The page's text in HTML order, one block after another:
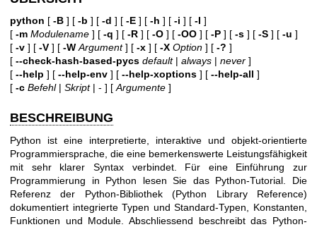
python [ -B ] [ -b ] [ -d ] [ -E ] [ -h ] [ -i ] [ -I ]
[ -m Modulename ] [ -q ] [ -R ] [ -O ] [ -OO ] [ -P ] [ -s ] [ -S ] [ -u ]
[ -v ] [ -V ] [ -W Argument] [ -x ] [ -X Option ] [ -? ]
[ --check-hash-based-pycs default| always | never ]
[ --help ] [ --help-env ] [ --help-xoptions ] [ --help-all ]
[ -c Befehl| Skript| - ] [ Argumente ]
BESCHREIBUNG
Python ist eine interpretierte, interaktive und objekt-orientierte
Programmiersprache, die eine bemerkenswerte Leistungsfähigkeit
mit sehr klarer Syntax verbindet. Für eine Einführung zur
Programmierung in Python lesen Sie das Python-Tutorial. Die
Referenz der Python-Bibliothek (Python Library Reference)
dokumentiert integrierte Typen und Standard-Typen, Konstanten,
Funktionen und Module. Abschliessend beschreibt das Python-